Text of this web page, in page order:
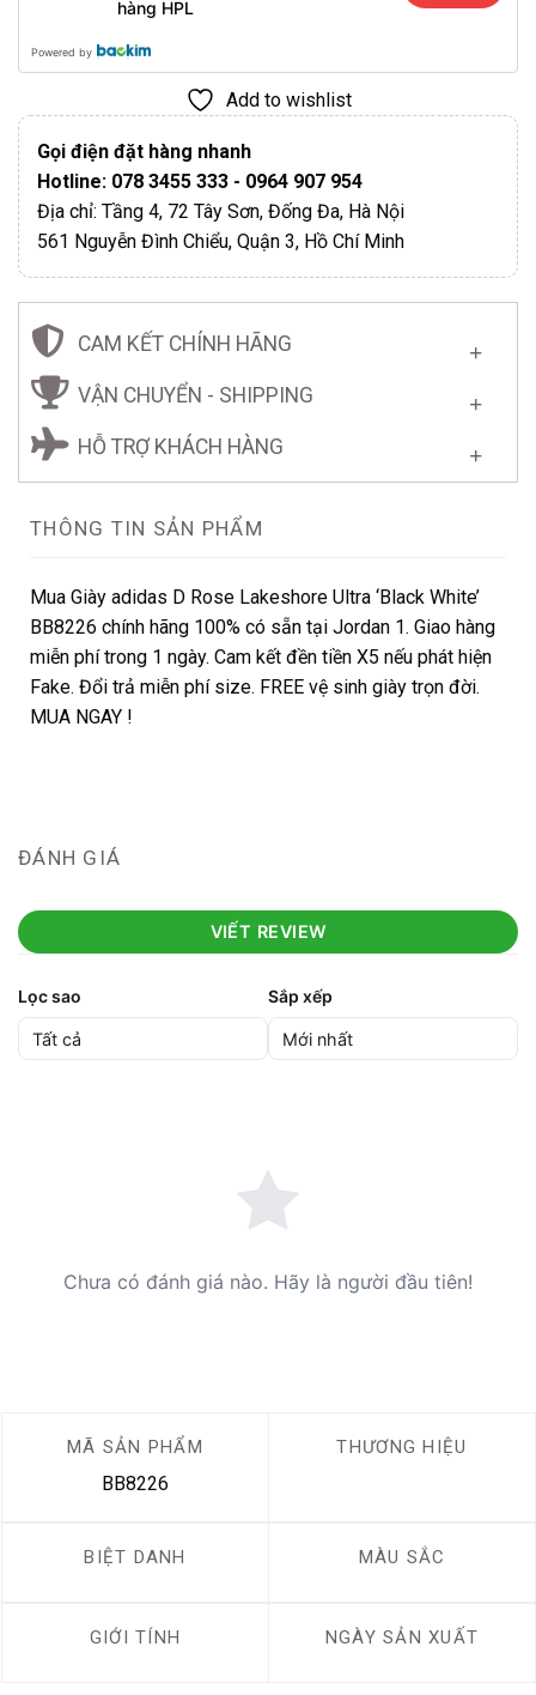
hàng HPL
Powered by
Add to wishlist
Gọi điện đặt hàng nhanh
Hotline: 078 3455 333 - 0964 907 954
Địa chỉ: Tầng 4, 72 Tây Sơn, Đống Đa, Hà Nội
561 Nguyễn Đình Chiểu, Quận 3, Hồ Chí Minh
CAM KẾT CHÍNH HÃNG
VẬN CHUYỂN - SHIPPING
HỖ TRỢ KHÁCH HÀNG
THÔNG TIN SẢN PHẨM
Mua Giày adidas D Rose Lakeshore Ultra ‘Black White’
BB8226 chính hãng 100% có sẵn tại Jordan 1. Giao hàng
miễn phí trong 1 ngày. Cam kết đền tiền X5 nếu phát hiện
Fake. Đổi trả miễn phí size. FREE vệ sinh giày trọn đời.
MUA NGAY !
ĐÁNH GIÁ
VIẾT REVIEW
Lọc sao Sắp xếp
Chưa có đánh giá nào. Hãy là người đầu tiên!
MÃ SẢN PHẨM
BB8226
THƯƠNG HIỆU
BIỆT DANH MÀU SẮC
GIỚI TÍNH NGÀY SẢN XUẤT